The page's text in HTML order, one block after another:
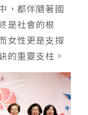
，都伴隨著國
是社會的根
女性更是支撐
的重要支柱。